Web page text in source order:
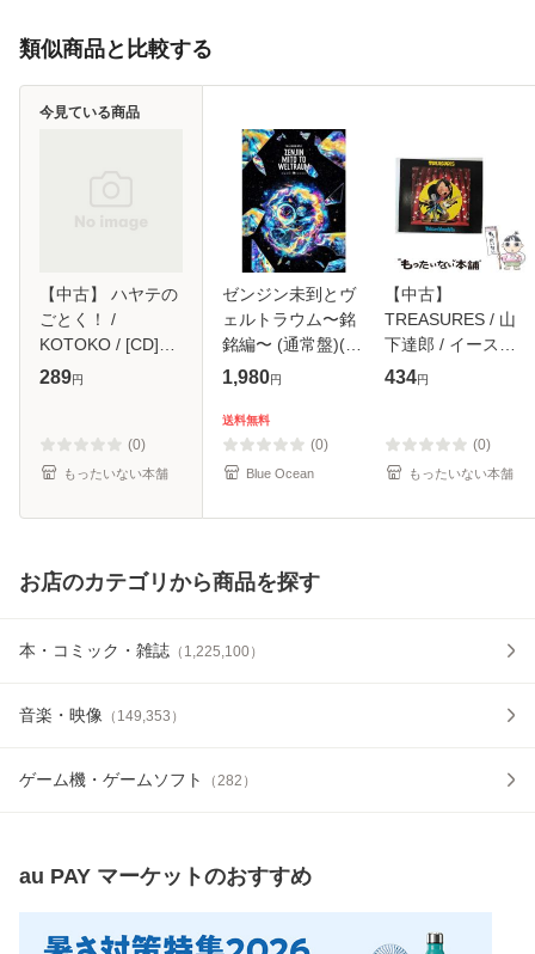
類似商品と比較する
【中古】 ハヤテの
ごとく！ /
KOTOKO / [CD]
【メール便送料無
289円
(0)
もったいない本舗
今見ている商品
ゼンジン未到とヴ
ェルトラウム〜銘
銘編〜 (通常盤)(2
枚組) [DVD]
1,980円
送料無料
(0)
Blue Ocean
【中古】
TREASURES / 山
下達郎 / イースト
ウエスト・ジャパ
434円
(0)
もったいない本舗
お店のカテゴリから商品を探す
本・コミック・雑誌 （ 1,225,100）
音楽・映像 （ 149,353 ）
ゲーム機・ゲームソフト （282 ）
au PAY マーケットのおすすめ